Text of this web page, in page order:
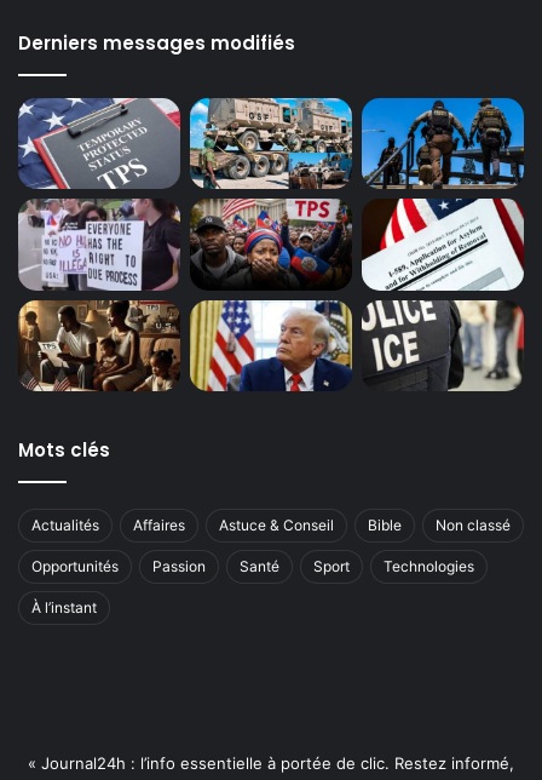
Derniers messages modifiés
Mots clés
Actualités Affaires Astuce & Conseil Bible Non classé
Opportunités Passion Santé Sport Technologies
À l’instant
« Journal24h : l’info essentielle à portée de clic. Restez informé,